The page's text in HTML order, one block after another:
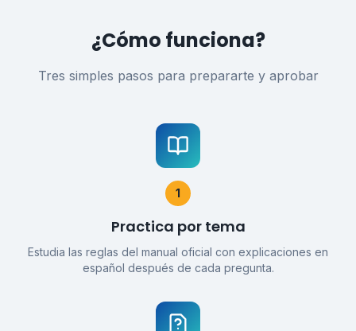
¿Cómo funciona?
Tres simples pasos para prepararte y aprobar
1
Practica por tema
Estudia las reglas del manual oficial con explicaciones en
español después de cada pregunta.